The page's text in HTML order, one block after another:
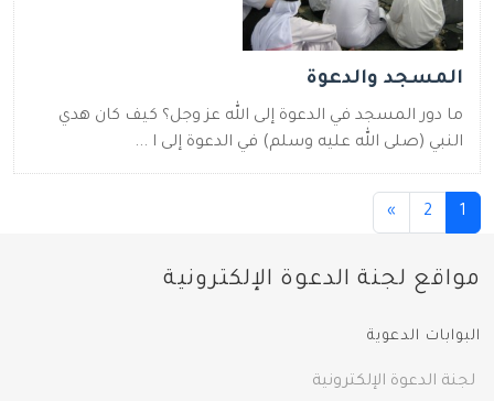
المسجد والدعوة
ما دور المسجد في الدعوة إلى الله عز وجل؟ كيف كان هدي
النبي (صلى الله عليه وسلم) في الدعوة إلى ا ...
1
(current)
2
»
مواقع لجنة الدعوة الإلكترونية
البوابات الدعوية
لجنة الدعوة الإلكترونية